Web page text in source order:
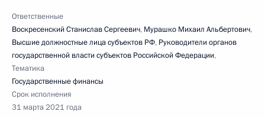
Ответственные
Воскресенский Станислав Сергеевич, Мурашко Михаил Альбертович,
Высшие должностные лица субъектов РФ, Руководители органов
государственной власти субъектов Российской Федерации,
Тематика
Государственные финансы
Срок исполнения
31 марта 2021 года